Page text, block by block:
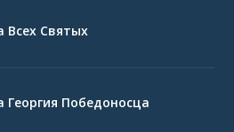
Всех Святых
Георгия Победоносца